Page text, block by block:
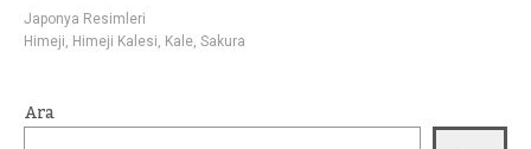
Japonya Resimleri
Himeji, Himeji Kalesi, Kale, Sakura
Ara